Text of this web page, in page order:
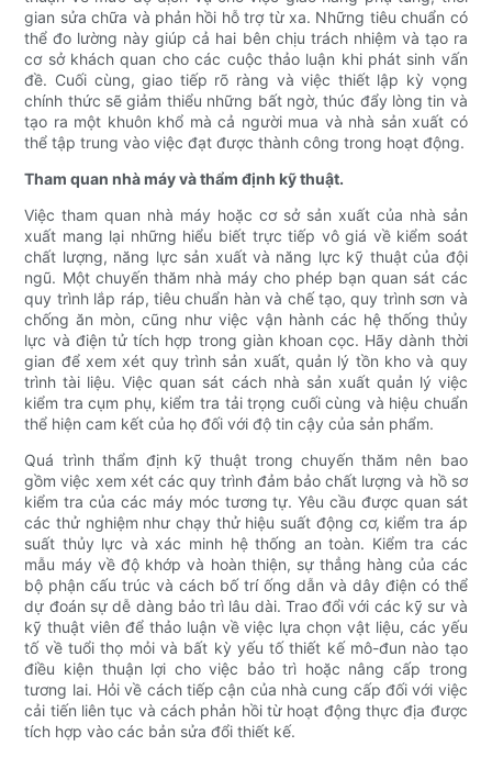
gian sửa chữa và phản hồi hỗ trợ từ xa. Những tiêu chuẩn có
thể đo lường này giúp cả hai bên chịu trách nhiệm và tạo ra
cơ sở khách quan cho các cuộc thảo luận khi phát sinh vấn
đề. Cuối cùng, giao tiếp rõ ràng và việc thiết lập kỳ vọng
chính thức sẽ giảm thiểu những bất ngờ, thúc đẩy lòng tin và
tạo ra một khuôn khổ mà cả người mua và nhà sản xuất có
thể tập trung vào việc đạt được thành công trong hoạt động.
Tham quan nhà máy và thẩm định kỹ thuật.
Việc tham quan nhà máy hoặc cơ sở sản xuất của nhà sản
xuất mang lại những hiểu biết trực tiếp vô giá về kiểm soát
chất lượng, năng lực sản xuất và năng lực kỹ thuật của đội
ngũ. Một chuyến thăm nhà máy cho phép bạn quan sát các
quy trình lắp ráp, tiêu chuẩn hàn và chế tạo, quy trình sơn và
chống ăn mòn, cũng như việc vận hành các hệ thống thủy
lực và điện tử tích hợp trong giàn khoan cọc. Hãy dành thời
gian để xem xét quy trình sản xuất, quản lý tồn kho và quy
trình tài liệu. Việc quan sát cách nhà sản xuất quản lý việc
kiểm tra cụm phụ, kiểm tra tải trọng cuối cùng và hiệu chuẩn
thể hiện cam kết của họ đối với độ tin cậy của sản phẩm.
Quá trình thẩm định kỹ thuật trong chuyến thăm nên bao
gồm việc xem xét các quy trình đảm bảo chất lượng và hồ sơ
kiểm tra của các máy móc tương tự. Yêu cầu được quan sát
các thử nghiệm như chạy thử hiệu suất động cơ, kiểm tra áp
suất thủy lực và xác minh hệ thống an toàn. Kiểm tra các
mẫu máy về độ khớp và hoàn thiện, sự thẳng hàng của các
bộ phận cấu trúc và cách bố trí ống dẫn và dây điện có thể
dự đoán sự dễ dàng bảo trì lâu dài. Trao đổi với các kỹ sư và
kỹ thuật viên để thảo luận về việc lựa chọn vật liệu, các yếu
tố về tuổi thọ mỏi và bất kỳ yếu tố thiết kế mô-đun nào tạo
điều kiện thuận lợi cho việc bảo trì hoặc nâng cấp trong
tương lai. Hỏi về cách tiếp cận của nhà cung cấp đối với việc
cải tiến liên tục và cách phản hồi từ hoạt động thực địa được
tích hợp vào các bản sửa đổi thiết kế.